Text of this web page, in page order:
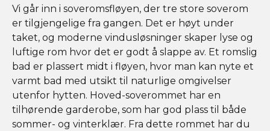
Vi går inn i soveromsfløyen, der tre store soverom
er tilgjengelige fra gangen. Det er høyt under
taket, og moderne vindusløsninger skaper lyse og
luftige rom hvor det er godt å slappe av. Et romslig
bad er plassert midt i fløyen, hvor man kan nyte et
varmt bad med utsikt til naturlige omgivelser
utenfor hytten. Hoved-soverommet har en
tilhørende garderobe, som har god plass til både
sommer- og vinterklær. Fra dette rommet har du